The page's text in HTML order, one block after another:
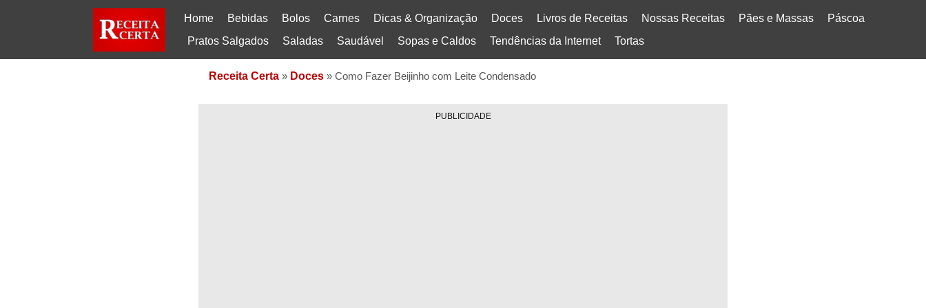
Home Bebidas Bolos Carnes Dicas & Organização Doces Livros de Receitas Nossas Receitas Pães e Massas
Páscoa
Pratos Salgados
Saladas Saudável Sopas e Caldos Tendências da Internet Tortas
Receita Certa » Doces » Como Fazer Beijinho com Leite Condensado
PUBLICIDADE